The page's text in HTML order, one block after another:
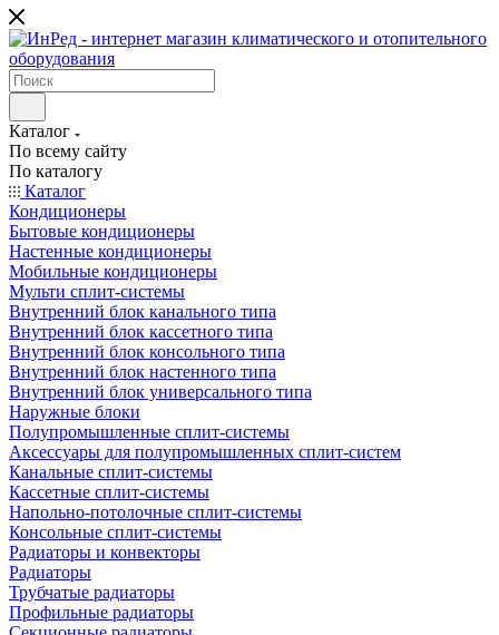
Каталог
По всему сайту
По каталогу
Каталог
Кондиционеры
Бытовые кондиционеры
Настенные кондиционеры
Мобильные кондиционеры
Мульти сплит-системы
Внутренний блок канального типа
Внутренний блок кассетного типа
Внутренний блок консольного типа
Внутренний блок настенного типа
Внутренний блок универсального типа
Наружные блоки
Полупромышленные сплит-системы
Аксессуары для полупромышленных сплит-систем
Канальные сплит-системы
Кассетные сплит-системы
Напольно-потолочные сплит-системы
Консольные сплит-системы
Радиаторы и конвекторы
Радиаторы
Трубчатые радиаторы
Профильные радиаторы